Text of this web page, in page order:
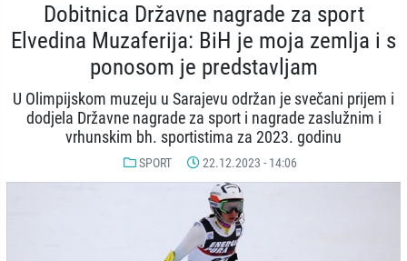
Dobitnica Državne nagrade za sport
Elvedina Muzaferija: BiH je moja zemlja i s
ponosom je predstavljam
U Olimpijskom muzeju u Sarajevu održan je svečani prijem i
dodjela Državne nagrade za sport i nagrade zaslužnim i
vrhunskim bh. sportistima za 2023. godinu
SPORT 22.12.2023 - 14:06